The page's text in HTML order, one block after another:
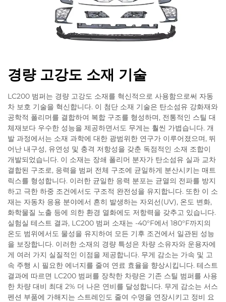
경량 고강도 소재 기술
LC200 범퍼는 경량 고강도 소재를 혁신적으로 사용함으로써 자동
차 보호 기술을 혁신합니다. 이 첨단 소재 기술은 탄소섬유 강화재와
공학적 폴리머를 결합하여 복합 구조를 형성하며, 전통적인 스틸 대
체재보다 우수한 성능을 제공하면서도 무게는 훨씬 가볍습니다. 개
발 과정에서는 소재 과학에 대한 광범위한 연구가 이루어졌으며, 뛰
어난 내구성, 유연성 및 충격 저항성을 갖춘 독점적인 소재 조합이
개발되었습니다. 이 소재는 장쇄 폴리머 분자가 탄소섬유 실과 교차
결합된 구조로, 응력을 범퍼 전체 구조에 균일하게 분산시키는 매트
릭스를 형성합니다. 이러한 균일한 응력 분포는 균열의 전파를 방지
하고 극한 하중 조건에서도 구조적 완전성을 유지합니다. 또한 이 소
재는 자동차 응용 분야에서 흔히 발생하는 자외선(UV), 온도 변화,
화학물질 노출 등에 의한 환경 열화에도 저항력을 갖추고 있습니다.
실험실 테스트 결과, LC200 범퍼 소재는 -40°F에서 180°F까지의
온도 범위에서도 물성을 유지하여 모든 기후 조건에서 일관된 성능
을 보장합니다. 이러한 소재의 경량 특성은 차량 소유자와 운용자에
게 여러 가지 실질적인 이점을 제공합니다. 무게 감소는 가속 및 고
속 주행 시 필요한 에너지를 줄여 연료 효율을 향상시킵니다. 테스트
결과에 따르면 LC200 범퍼를 장착한 차량은 기존 스틸 범퍼를 사용
한 차량 대비 최대 2% 더 나은 연비를 달성합니다. 무게 감소는 서스
펜션 부품에 가해지는 스트레인도 줄여 수명을 연장시키고 정비 요